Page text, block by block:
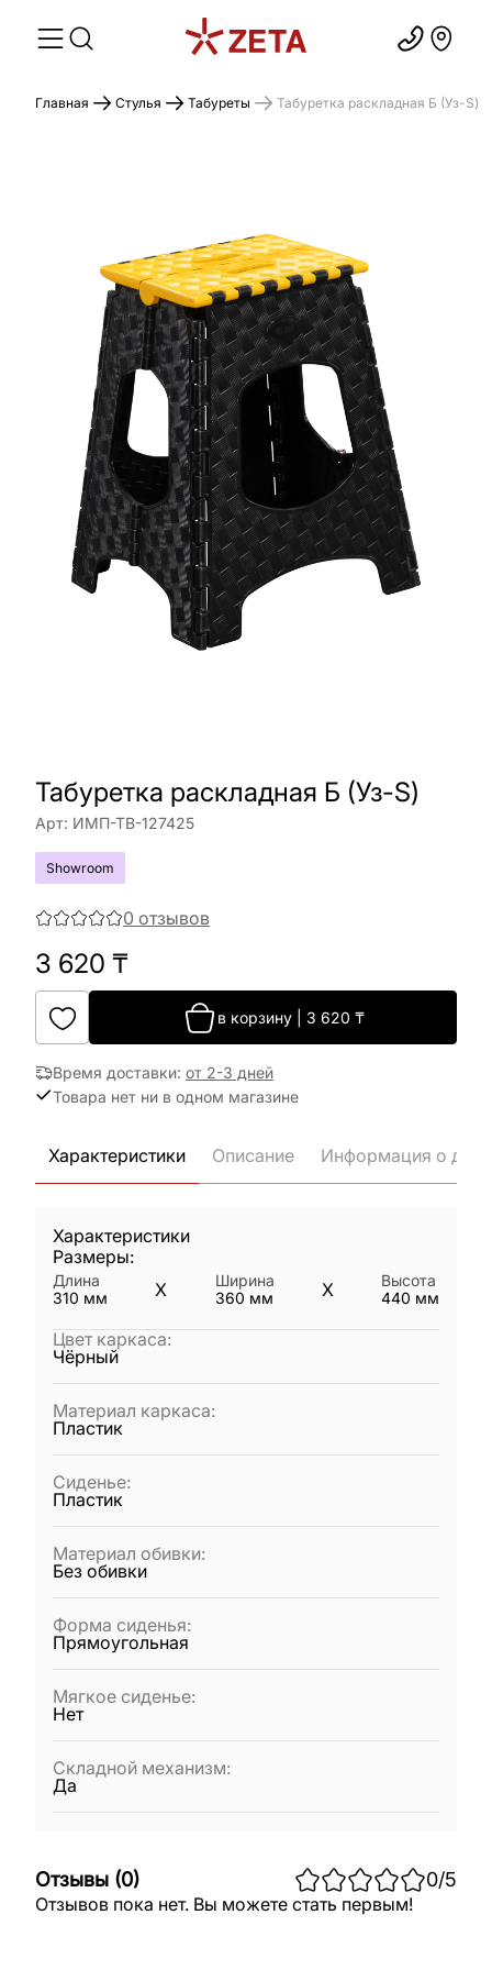
Главная Стулья Табуреты Табуретка раскладная Б (Уз-S)
Табуретка раскладная Б (Уз-S)
Арт: ИМП-ТВ-127425
Showroom
0 отзывов
3 620 ₸
в корзину| 3 620 ₸
Время доставки: от 2-3 дней
Товара нет ни в одном магазине
Характеристики Описание Информация о
Характеристики
Размеры:
Длина
310 мм X
Ширина
360 мм X
Высота
440 мм
Цвет каркаса:
Чёрный
Материал каркаса:
Пластик
Сиденье:
Пластик
Материал обивки:
Без обивки
Форма сиденья:
Прямоугольная
Мягкое сиденье:
Нет
Складной механизм:
Да
Отзывы (0) 0/5
Отзывов пока нет. Вы можете стать первым!